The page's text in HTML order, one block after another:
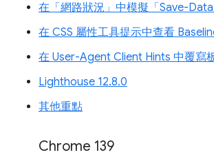
在「網路狀況」中模擬「Save-
在 CSS 屬性工具提示中查看
在 User-Agent Client Hints 中覆寫
Lighthouse 12.8.0
其他重點
Chrome 139